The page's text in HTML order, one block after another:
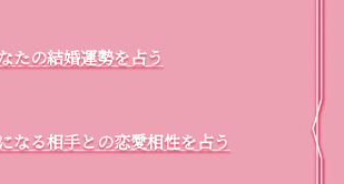
たの結婚運勢を占う
なる相手との恋愛相性を占う